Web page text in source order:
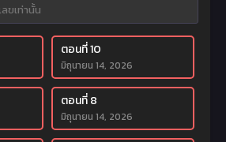
ตอนที่ 10
มิถุนายน 14, 2026
ตอนที่ 8
มิถุนายน 14, 2026